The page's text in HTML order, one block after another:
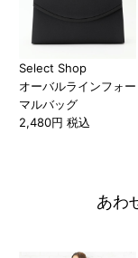
Select Shop
オーバルラインフォー
マルバッグ
2,480円 税込
あわ